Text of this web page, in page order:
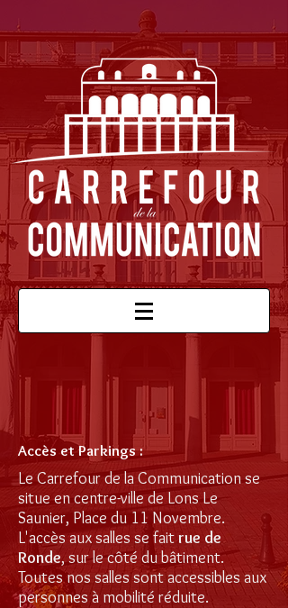
Accès et Parkings :
Le Carrefour de la Communication se
situe en centre-ville de Lons Le
Saunier, Place du 11 Novembre.
L'accès aux salles se faitrue de
Ronde, sur le côté du bâtiment.
Toutes nos salles sont accessibles aux
personnes à mobilité réduite.